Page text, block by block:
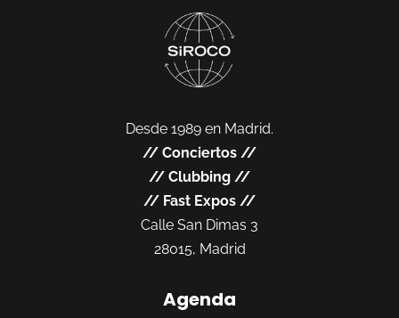
Desde 1989 en Madrid.
// Conciertos //
// Clubbing //
// Fast Expos //
Calle San Dimas 3
28015, Madrid
Agenda